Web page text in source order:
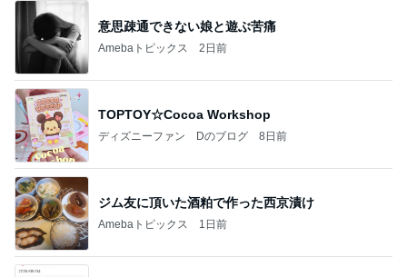
意思疎通できない娘と遊ぶ苦痛
Amebaトピックス 2日前
TOPTOY☆Cocoa Workshop
ディズニーファン Dのブログ 8日前
ジム友に頂いた酒粕で作った西京漬け
Amebaトピックス 1日前